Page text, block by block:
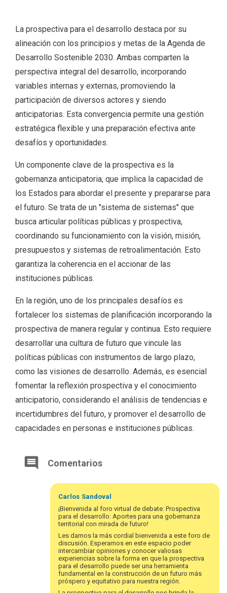
La prospectiva para el desarrollo destaca por su
alineación con los principios y metas de la Agenda de
Desarrollo Sostenible 2030. Ambas comparten la
perspectiva integral del desarrollo, incorporando
variables internas y externas, promoviendo la
participación de diversos actores y siendo
anticipatorias. Esta convergencia permite una gestión
estratégica flexible y una preparación efectiva ante
desafíos y oportunidades.
Un componente clave de la prospectiva es la
gobernanza anticipatoria, que implica la capacidad de
los Estados para abordar el presente y prepararse para
el futuro. Se trata de un "sistema de sistemas" que
busca articular políticas públicas y prospectiva,
coordinando su funcionamiento con la visión, misión,
presupuestos y sistemas de retroalimentación. Esto
garantiza la coherencia en el accionar de las
instituciones públicas.
En la región, uno de los principales desafíos es
fortalecer los sistemas de planificación incorporando la
prospectiva de manera regular y continua. Esto requiere
desarrollar una cultura de futuro que vincule las
políticas públicas con instrumentos de largo plazo,
como las visiones de desarrollo. Además, es esencial
fomentar la reflexión prospectiva y el conocimiento
anticipatorio, considerando el análisis de tendencias e
incertidumbres del futuro, y promover el desarrollo de
capacidades en personas e instituciones públicas.
Comentarios
Carlos Sandoval
¡Bienvenida al foro virtual de debate: Prospectiva
para el desarrollo: Aportes para una gobernanza
territorial con mirada de futuro!
Les damos la más cordial bienvenida a este foro de
discusión. Esperamos en este espacio poder
intercambiar opiniones y conocer valiosas
experiencias sobre la forma en que la prospectiva
para el desarrollo puede ser una herramienta
fundamental en la construcción de un futuro más
próspero y equitativo para nuestra región.